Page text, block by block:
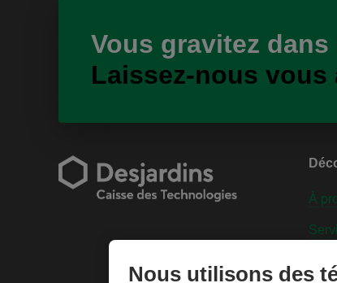
Vous gravitez
Laissez-nous vous
À
Nous utilisons des